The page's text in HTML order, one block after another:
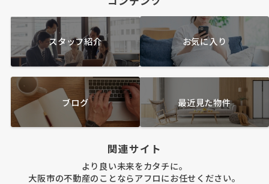
スタッフ紹介 お気に入り
ブログ 最近見た物件
関連サイト
より良い未来をカタチに。
大阪市の不動産のことならアフロにお任せください。